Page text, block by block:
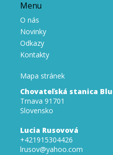
Menu
O nás
Novinky
Odkazy
Kontakty
Mapa stránek
Chovateľská stanica
Trnava 91701
Slovensko
Lucia Rusovová
+421915304426
lrusov@yahoo.com